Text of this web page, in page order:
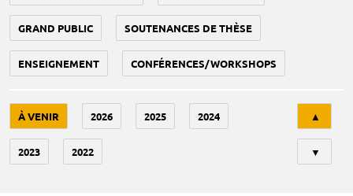
GRAND PUBLIC SOUTENANCES DE THÈSE
ENSEIGNEMENT CONFÉRENCES/WORKSHOPS
À VENIR 2026 2025 2024
2023 2022
▲
▼